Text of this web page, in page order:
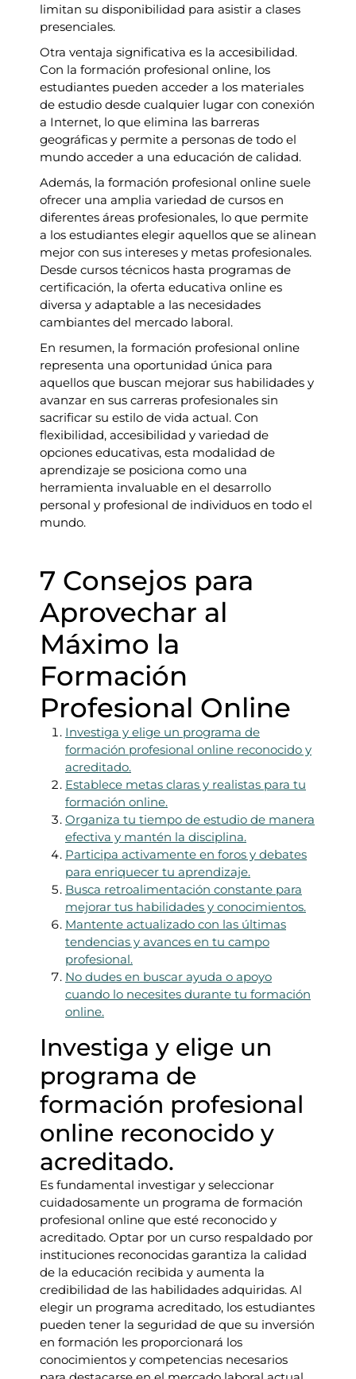
limitan su disponibilidad para asistir a clases
presenciales.
Otra ventaja significativa es la accesibilidad.
Con la formación profesional online, los
estudiantes pueden acceder a los materiales
de estudio desde cualquier lugar con conexión
a Internet, lo que elimina las barreras
geográficas y permite a personas de todo el
mundo acceder a una educación de calidad.
Además, la formación profesional online suele
ofrecer una amplia variedad de cursos en
diferentes áreas profesionales, lo que permite
a los estudiantes elegir aquellos que se alinean
mejor con sus intereses y metas profesionales.
Desde cursos técnicos hasta programas de
certificación, la oferta educativa online es
diversa y adaptable a las necesidades
cambiantes del mercado laboral.
En resumen, la formación profesional online
representa una oportunidad única para
aquellos que buscan mejorar sus habilidades y
avanzar en sus carreras profesionales sin
sacrificar su estilo de vida actual. Con
flexibilidad, accesibilidad y variedad de
opciones educativas, esta modalidad de
aprendizaje se posiciona como una
herramienta invaluable en el desarrollo
personal y profesional de individuos en todo el
mundo.
7 Consejos para
Aprovechar al
Máximo la
Formación
Profesional Online
Investiga y elige un programa de
formación profesional online reconocido y
acreditado.
Establece metas claras y realistas para tu
formación online.
Organiza tu tiempo de estudio de manera
efectiva y mantén la disciplina.
Participa activamente en foros y debates
para enriquecer tu aprendizaje.
Busca retroalimentación constante para
mejorar tus habilidades y conocimientos.
Mantente actualizado con las últimas
tendencias y avances en tu campo
profesional.
No dudes en buscar ayuda o apoyo
cuando lo necesites durante tu formación
online.
Investiga y elige un
programa de
formación profesional
online reconocido y
acreditado.
Es fundamental investigar y seleccionar
cuidadosamente un programa de formación
profesional online que esté reconocido y
acreditado. Optar por un curso respaldado por
instituciones reconocidas garantiza la calidad
de la educación recibida y aumenta la
credibilidad de las habilidades adquiridas. Al
elegir un programa acreditado, los estudiantes
pueden tener la seguridad de que su inversión
en formación les proporcionará los
conocimientos y competencias necesarios